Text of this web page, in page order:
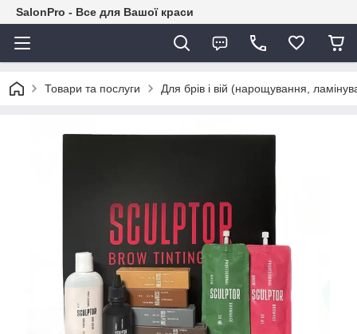
SalonPro - Все для Вашої краси
Товари та послуги Для брів і вій (нарощування,